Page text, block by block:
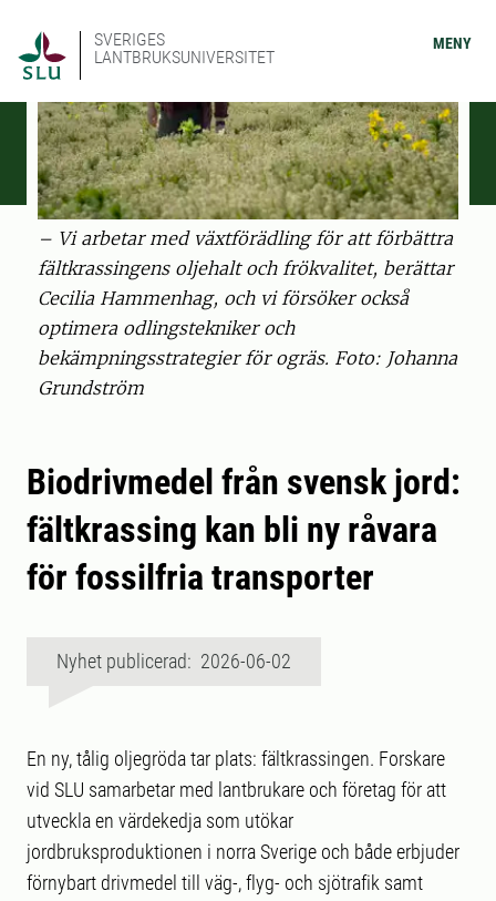
SVERIGES
LANTBRUKSUNIVERSITET
MENY
– Vi arbetar med växtförädling för att förbättra
fältkrassingens oljehalt och frökvalitet, berättar
Cecilia Hammenhag, och vi försöker också
optimera odlingstekniker och
bekämpningsstrategier för ogräs. Foto: Johanna
Grundström
Biodrivmedel från svensk jord:
fältkrassing kan bli ny råvara
för fossilfria transporter
Nyhet publicerad: 2026-06-02
En ny, tålig oljegröda tar plats: fältkrassingen. Forskare
vid SLU samarbetar med lantbrukare och företag för att
utveckla en värdekedja som utökar
jordbruksproduktionen i norra Sverige och både erbjuder
förnybart drivmedel till väg-, flyg- och sjötrafik samt